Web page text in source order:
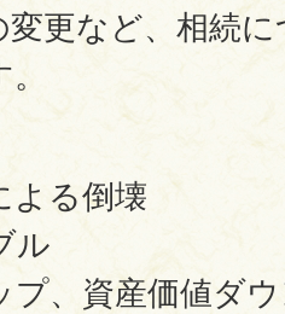
更など、相続
よる倒壊
ル
プ、資産価値ダ